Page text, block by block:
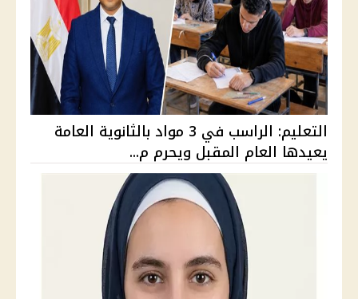
التعليم: الراسب في 3 مواد بالثانوية العامة
يعيدها العام المقبل ويحرم م...